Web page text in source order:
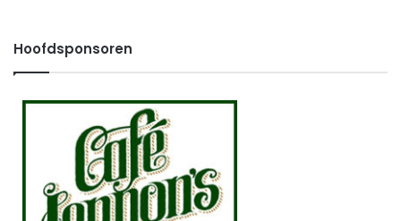
Hoofdsponsoren